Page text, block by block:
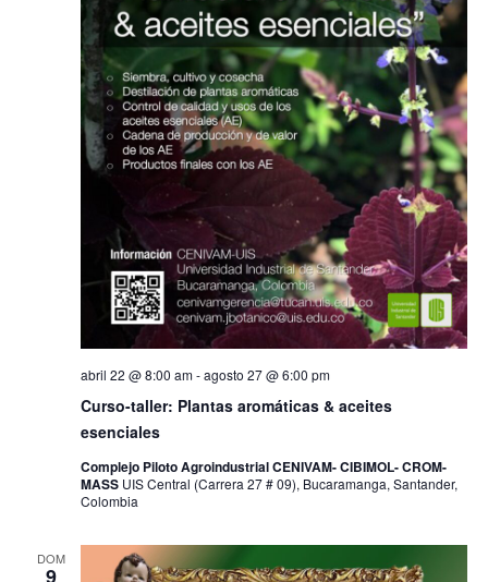
Curso-taller: Plantas aromáticas & aceites
esenciales
abril 22 @ 8:00 am-agosto 27 @ 6:00 pm
Complejo Piloto Agroindustrial CENIVAM- CIBIMOL- CROM-
MASS UIS Central (Carrera 27 # 09), Bucaramanga, Santander,
Colombia
DOM